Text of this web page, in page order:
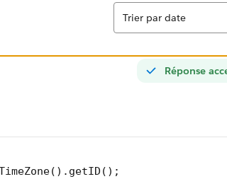
Tri
Trier par date
Réponse